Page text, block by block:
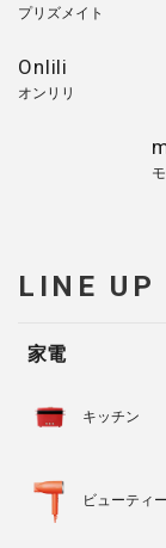
プリズメイト
Onlili
オンリリ
LINE UP
家電
キッチン
ビューティ